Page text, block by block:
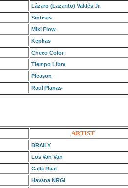
Lázaro (Lazarito) Valdés Jr.
Sintesis
Miki Flow
Kephas
Checo Colon
Tiempo Libre
Picason
Raul Planas
ARTIST
BRAILY
Los Van Van
Calle Real
Havana NRG!